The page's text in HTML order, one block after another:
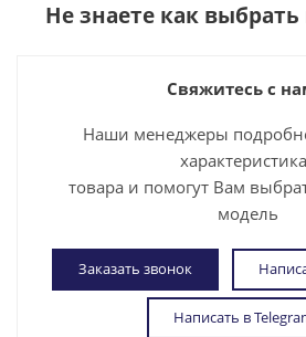
Не знаете как выбрать
Свяжитесь с
Наши менеджеры
товара и помогут Вам
модель
Заказать звонок
Написать в